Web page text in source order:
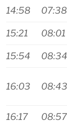
14:58 07:38
15:21 08:01
15:54 08:34
16:03 08:43
16:17 08:57